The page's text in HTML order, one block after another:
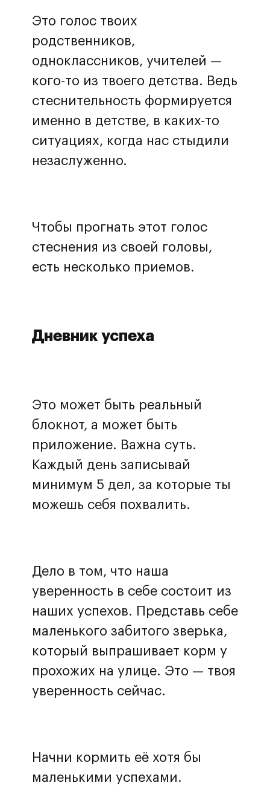
Это голос твоих
родственников,
одноклассников, учителей —
кого-то из твоего детства. Ведь
стеснительность формируется
именно в детстве, в каких-то
ситуациях, когда нас стыдили
незаслуженно.
Чтобы прогнать этот голос
стеснения из своей головы,
есть несколько приемов.
Дневник успеха
Это может быть реальный
блокнот, а может быть
приложение. Важна суть.
Каждый день записывай
минимум 5 дел, за которые ты
можешь себя похвалить.
Дело в том, что наша
уверенность в себе состоит из
наших успехов. Представь себе
маленького забитого зверька,
который выпрашивает корм у
прохожих на улице. Это — твоя
уверенность сейчас.
Начни кормить её хотя бы
маленькими успехами.
Нажимая на кнопку, вы принимаете
политику обработки данных и
даете согласие на обработку